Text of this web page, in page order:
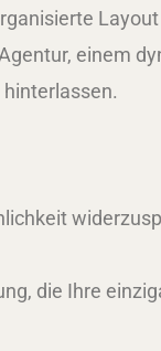
einem
die Ihre